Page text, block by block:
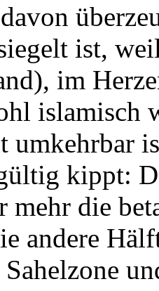
ist,
im
islamisch
umkehrbar
kippt:
mehr die
andere